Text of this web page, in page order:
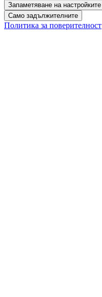
Запаметяване на настройките
Само задължителните
Политика за поверителност